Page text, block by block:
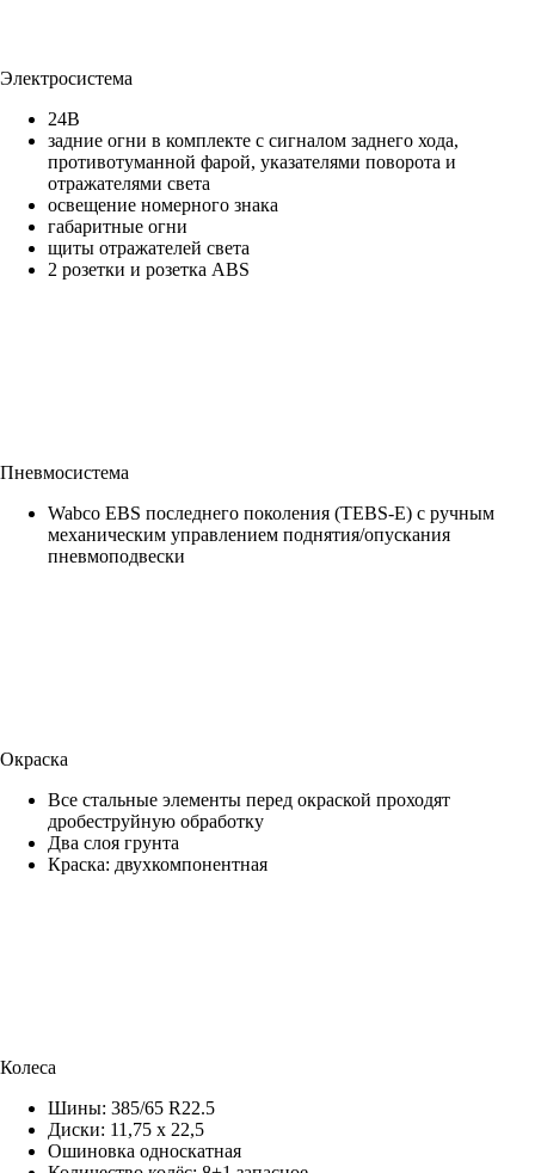
Электросистема
24В
задние огни в комплекте с сигналом заднего хода,
противотуманной фарой, указателями поворота и
отражателями света
освещение номерного знака
габаритные огни
щиты отражателей света
2 розетки и розетка ABS
Пневмосистема
Wabco EBS последнего поколения (TEBS-E) с ручным
механическим управлением поднятия/опускания
пневмоподвески
Окраска
Все стальные элементы перед окраской проходят
дробеструйную обработку
Два слоя грунта
Краска: двухкомпонентная
Колеса
Шины: 385/65 R22.5
Диски: 11,75 х 22,5
Ошиновка односкатная